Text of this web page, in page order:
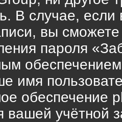
В случае,
вы
пароля
имя
обеспечение
вашей учётной